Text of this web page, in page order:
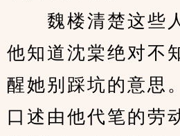
魏楼清楚这些人
他知道沈棠绝对不
醒她别踩坑的意思
口述由他代笔的劳